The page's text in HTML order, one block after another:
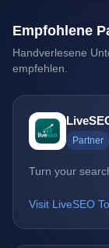
Empfohlene
Handverlesene
empfehlen.
Partner
Turn your
Visit LiveSEO